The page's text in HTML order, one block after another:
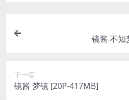
镜酱 不知
下一篇
镜酱 梦镜 [20P-417MB]